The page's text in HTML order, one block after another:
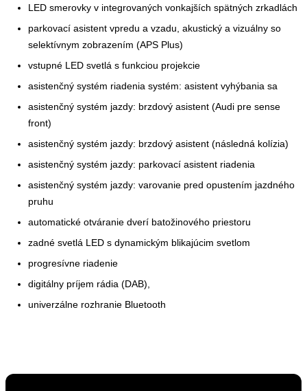
LED smerovky v integrovaných vonkajších spätných zrkadlách
parkovací asistent vpredu a vzadu, akustický a vizuálny so
selektívnym zobrazením (APS Plus)
vstupné LED svetlá s funkciou projekcie
asistenčný systém riadenia systém: asistent vyhýbania sa
asistenčný systém jazdy: brzdový asistent (Audi pre sense
front)
asistenčný systém jazdy: brzdový asistent (následná kolízia)
asistenčný systém jazdy: parkovací asistent riadenia
asistenčný systém jazdy: varovanie pred opustením jazdného
pruhu
automatické otváranie dverí batožinového priestoru
zadné svetlá LED s dynamickým blikajúcim svetlom
progresívne riadenie
digitálny príjem rádia (DAB),
univerzálne rozhranie Bluetooth